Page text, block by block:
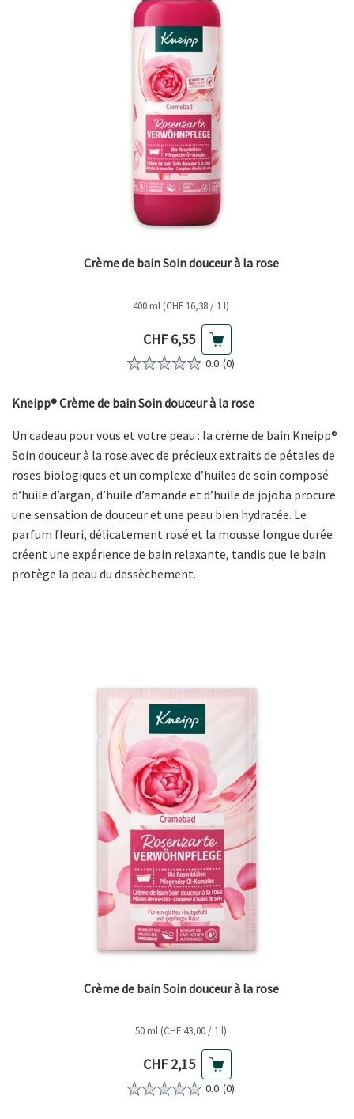
Crème de bain Soin douceur à la rose
400 ml (CHF 16,38 / 1 l)
Prix actuel
CHF 6,55
0.0 (0)
Kneipp® Crème de bain Soin douceur à la rose
Un cadeau pour vous et votre peau : la crème de bain Kneipp®
Soin douceur à la rose avec de précieux extraits de pétales de
roses biologiques et un complexe d’huiles de soin composé
d’huile d’argan, d’huile d’amande et d’huile de jojoba procure
une sensation de douceur et une peau bien hydratée. Le
parfum fleuri, délicatement rosé et la mousse longue durée
créent une expérience de bain relaxante, tandis que le bain
protège la peau du dessèchement.
Crème de bain Soin douceur à la rose
50 ml (CHF 43,00 / 1 l)
Prix actuel
CHF 2,15
0.0 (0)